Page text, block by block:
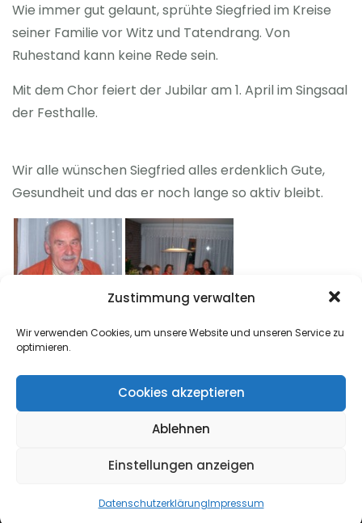
Zustimmung verwalten
Wir verwenden Cookies, um unsere Website und unseren Service zu
optimieren.
Cookies akzeptieren
Ablehnen
Einstellungen anzeigen
DatenschutzerklärungImpressum
Wie immer gut gelaunt, sprühte Siegfried im Kreise
seiner Familie vor Witz und Tatendrang. Von
Ruhestand kann keine Rede sein.
Mit dem Chor feiert der Jubilar am 1. April im Singsaal
der Festhalle.
Wir alle wünschen Siegfried alles erdenklich Gute,
Gesundheit und das er noch lange so aktiv bleibt.
0